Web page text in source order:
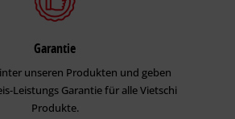
Garantie
unseren Produkten und geben
Leistungs Garantie für alle Vietschi
Produkte.